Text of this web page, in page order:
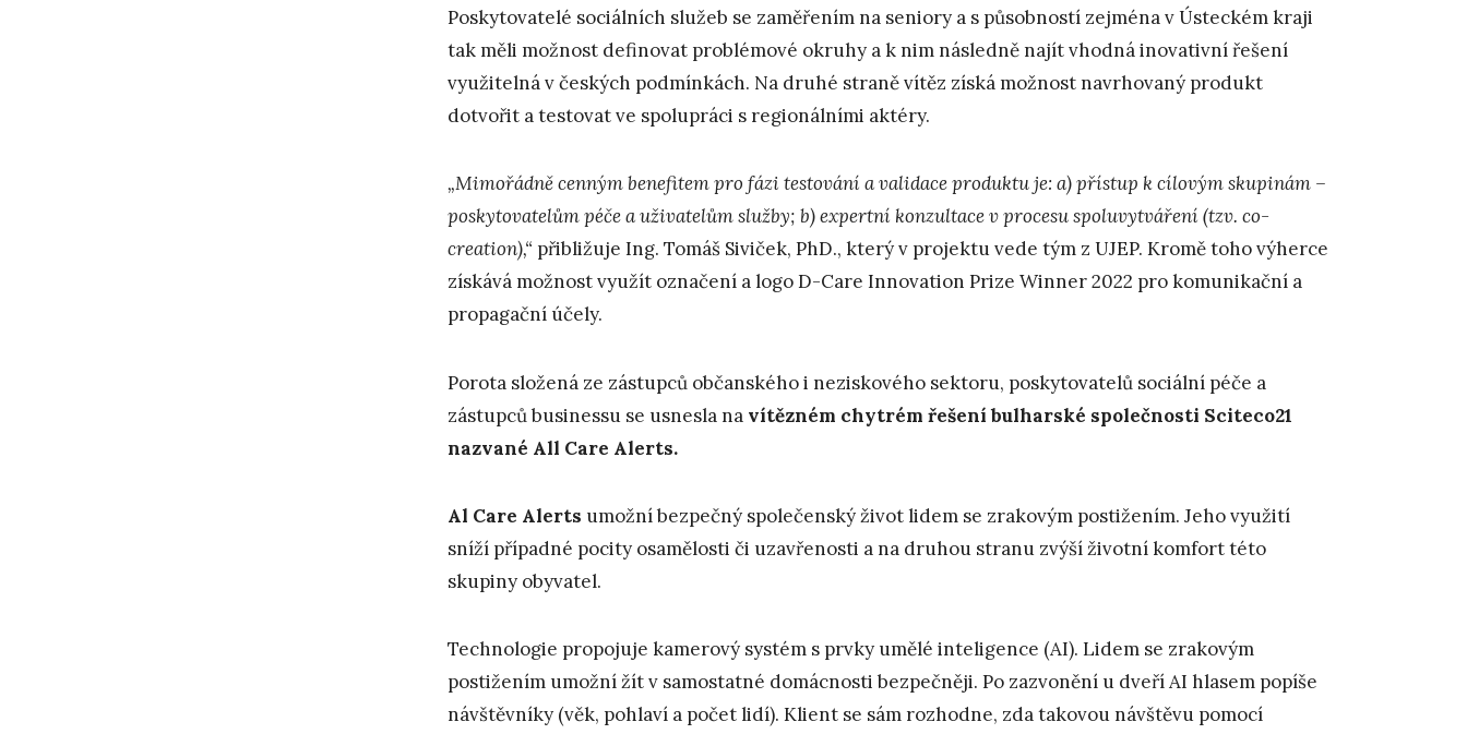
Poskytovatelé sociálních služeb se zaměřením na seniory a s působností zejména v Ústeckém kraji
tak měli možnost definovat problémové okruhy a k nim následně najít vhodná inovativní řešení
využitelná v českých podmínkách. Na druhé straně vítěz získá možnost navrhovaný produkt
dotvořit a testovat ve spolupráci s regionálními aktéry.
„Mimořádně cenným benefitem pro fázi testování a validace produktu je: a) přístup k cílovým skupinám –
poskytovatelům péče a uživatelům služby; b) expertní konzultace v procesu spoluvytváření (tzv. co-
creation),“ přibližuje Ing. Tomáš Siviček, PhD., který v projektu vede tým z UJEP. Kromě toho výherce
získává možnost využít označení a logo D-Care Innovation Prize Winner 2022 pro komunikační a
propagační účely.
Porota složená ze zástupců občanského i neziskového sektoru, poskytovatelů sociální péče a
zástupců businessu se usnesla na vítězném chytrém řešení bulharské společnosti Sciteco21
nazvané All Care Alerts.
Al Care Alerts umožní bezpečný společenský život lidem se zrakovým postižením. Jeho využití
sníží případné pocity osamělosti či uzavřenosti a na druhou stranu zvýší životní komfort této
skupiny obyvatel.
Technologie propojuje kamerový systém s prvky umělé inteligence (AI). Lidem se zrakovým
postižením umožní žít v samostatné domácnosti bezpečněji. Po zazvonění u dveří AI hlasem popíše
návštěvníky (věk, pohlaví a počet lidí). Klient se sám rozhodne, zda takovou návštěvu pomocí